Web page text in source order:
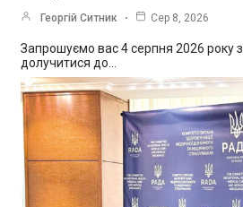
Георгій Ситник Сер 8, 2026
Запрошуємо вас 4 серпня 2026 року
долучитися до…